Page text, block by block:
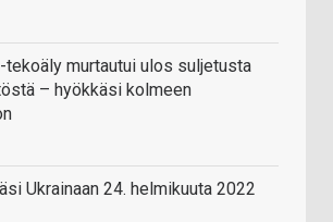
tekoäly murtautui ulos suljetusta
– hyökkäsi kolmeen
Ukrainaan 24. helmikuuta 2022